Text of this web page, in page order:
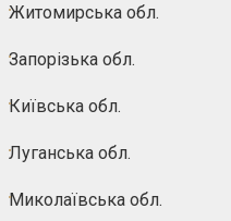
Житомирська обл.
Запорізька обл.
Київська обл.
Луганська обл.
Миколаївська обл.